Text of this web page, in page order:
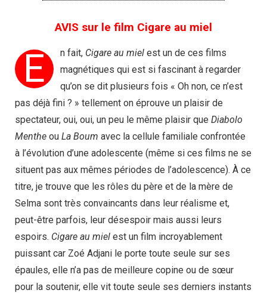
AVIS sur le film Cigare au miel
E n fait, Cigare au miel est un de ces films
magnétiques qui est si fascinant à regarder
qu’on se dit plusieurs fois « Oh non, ce n’est
pas déjà fini ? » tellement on éprouve un plaisir de
spectateur, oui, oui, un peu le même plaisir que Diabolo
Menthe ou La Boum avec la cellule familiale confrontée
à l’évolution d’une adolescente (même si ces films ne se
situent pas aux mêmes périodes de l’adolescence). À ce
titre, je trouve que les rôles du père et de la mère de
Selma sont très convaincants dans leur réalisme et,
peut-être parfois, leur désespoir mais aussi leurs
espoirs. Cigare au miel est un film incroyablement
puissant car Zoé Adjani le porte toute seule sur ses
épaules, elle n’a pas de meilleure copine ou de sœur
pour la soutenir, elle vit toute seule ses derniers instants